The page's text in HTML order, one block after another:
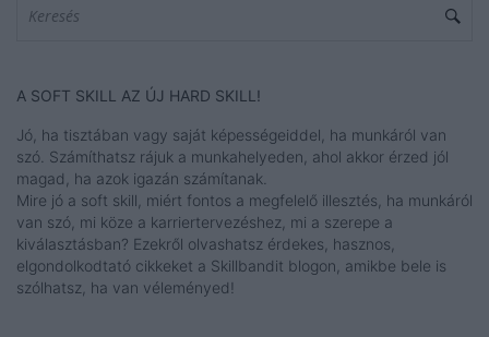
A SOFT SKILL AZ ÚJ HARD SKILL!
Jó, ha tisztában vagy saját képességeiddel, ha munkáról van
szó. Számíthatsz rájuk a munkahelyeden, ahol akkor érzed jól
magad, ha azok igazán számítanak.
Mire jó a soft skill, miért fontos a megfelelő illesztés, ha munkáról
van szó, mi köze a karriertervezéshez, mi a szerepe a
kiválasztásban? Ezekről olvashatsz érdekes, hasznos,
elgondolkodtató cikkeket a Skillbandit blogon, amikbe bele is
szólhatsz, ha van véleményed!